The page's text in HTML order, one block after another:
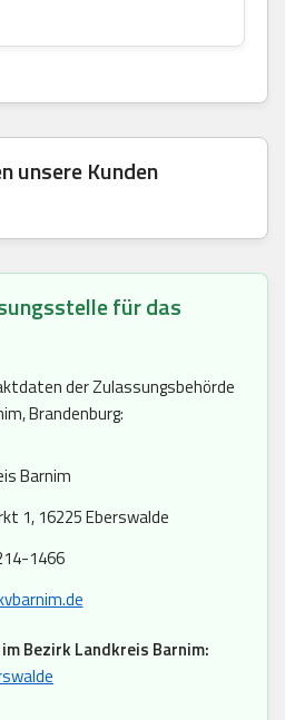
unsere Kunden
für das
der Zulassungsbehörde
Brandenburg:
Barnim
1, 16225 Eberswalde
1466
Bezirk Landkreis Barnim: